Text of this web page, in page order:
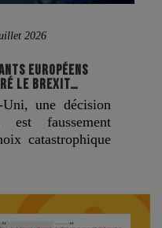
2026
EUROPÉENS
LE BREXIT…
une décision
faussement
catastrophique